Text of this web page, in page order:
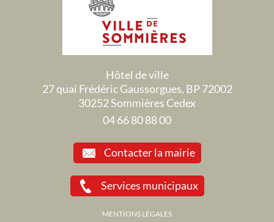
Hôtel de ville
27 quai Frédéric Gaussorgues, BP 72002
30252 Sommières Cedex
04 66 80 88 00
Contacter la mairie
Services municipaux
MENTIONS LÉGALES